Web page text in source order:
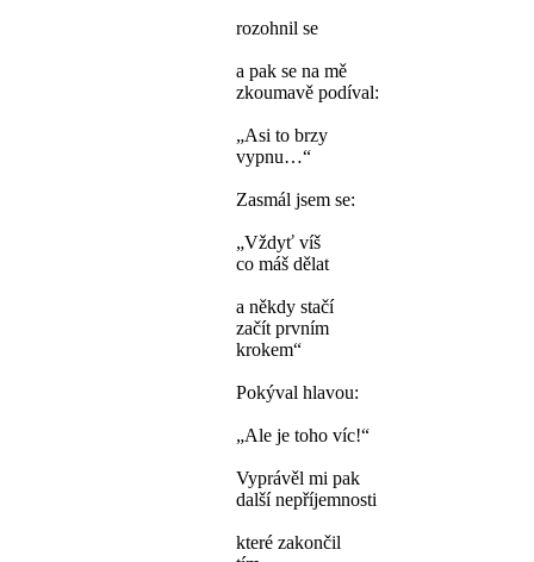
rozohnil se
a pak se na mě
zkoumavě podíval:
„Asi to brzy
vypnu…“
Zasmál jsem se:
„Vždyť víš
co máš dělat
a někdy stačí
začít prvním
krokem“
Pokýval hlavou:
„Ale je toho víc!“
Vyprávěl mi pak
další nepříjemnosti
které zakončil